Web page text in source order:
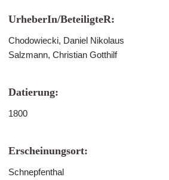
UrheberIn/BeteiligteR:
Chodowiecki, Daniel Nikolaus
Salzmann, Christian Gotthilf
Datierung:
1800
Erscheinungsort:
Schnepfenthal